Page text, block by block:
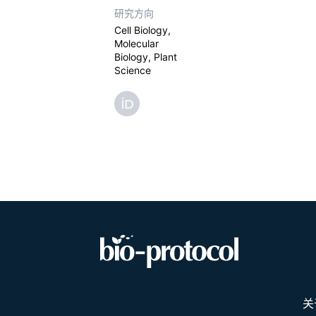
研究方向
Cell Biology,
Molecular
Biology, Plant
Science